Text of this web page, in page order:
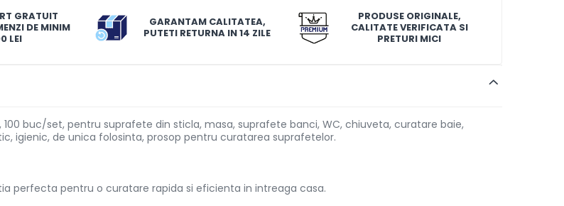
GRATUIT
DE MINIM
LEI
GARANTAM CALITATEA,
PUTETI RETURNA IN 14 ZILE
PRODUSE ORIGINALE,
CALITATE VERIFICATA SI
PRETURI MICI
buc/set, pentru suprafete din sticla, masa, suprafete banci, WC, chiuveta, curatare baie,
igienic, de unica folosinta, prosop pentru curatarea suprafetelor.
perfecta pentru o curatare rapida si eficienta in intreaga casa.